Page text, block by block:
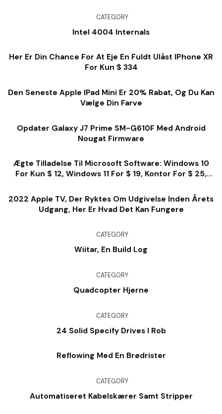
CATEGORY
Intel 4004 Internals
Her Er Din Chance For At Eje En Fuldt Ulåst IPhone XR
For Kun $ 334
Den Seneste Apple IPad Mini Er 20% Rabat, Og Du Kan
Vælge Din Farve
Opdater Galaxy J7 Prime SM-G610F Med Android
Nougat Firmware
Ægte Tilladelse Til Microsoft Software: Windows 10
For Kun $ 12, Windows 11 For $ 19, Kontor For $ 25,
2022 Apple TV, Der Ryktes Om Udgivelse Inden Årets
Udgang, Her Er Hvad Det Kan Fungere
CATEGORY
Wiitar, En Build Log
CATEGORY
Quadcopter Hjerne
CATEGORY
24 Solid Specify Drives I Rob
Reflowing Med En Brødrister
CATEGORY
Automatiseret Kabelskærer Samt Stripper